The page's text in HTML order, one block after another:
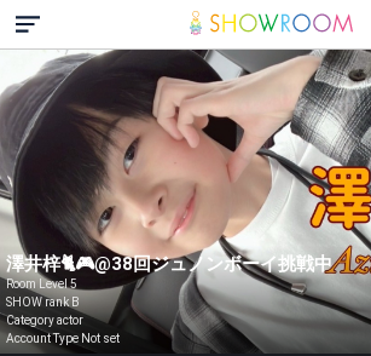
澤井梓🐈🎮@38回ジュノンボーイ挑戦中
Room Level 5
SHOW rank B
Category actor
Account Type Not set